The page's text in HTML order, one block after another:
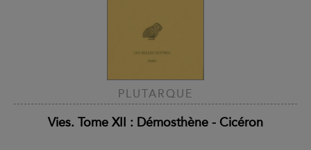
PLUTARQUE
Vies. Tome XII : Démosthène - Cicéron